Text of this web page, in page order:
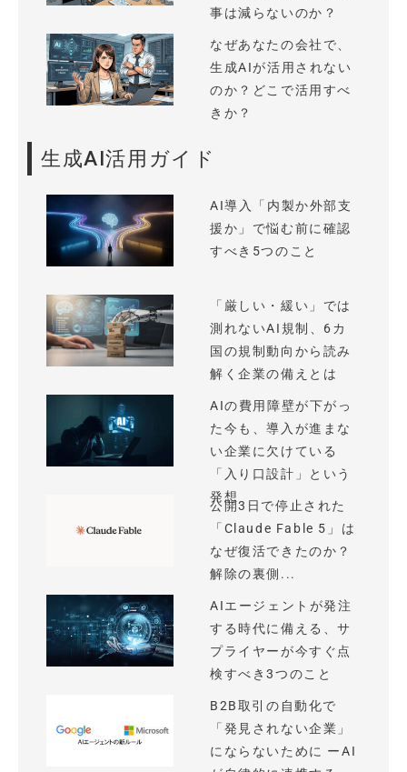
事は減らないのか？
なぜあなたの会社で、
生成AIが活用されない
のか？どこで活用すべ
きか？
生成AI活用ガイド
AI導入「内製か外部支
援か」で悩む前に確認
すべき5つのこと
「厳しい・緩い」では
測れないAI規制、6カ
国の規制動向から読み
解く企業の備えとは
AIの費用障壁が下がっ
た今も、導入が進まな
い企業に欠けている
「入り口設計」という
発想
公開3日で停止された
「Claude Fable 5」は
なぜ復活できたのか？
解除の裏側...
AIエージェントが発注
する時代に備える、サ
プライヤーが今すぐ点
検すべき3つのこと
B2B取引の自動化で
「発見されない企業」
にならないために ーAI